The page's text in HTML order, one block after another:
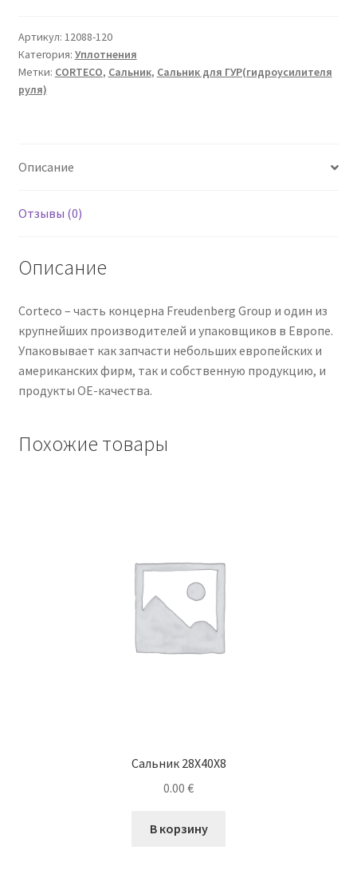
Артикул: 12088-120
Категория: Уплотнения
Метки: CORTECO, Сальник, Сальник для ГУР(гидроусилителя
руля)
Описание
Отзывы (0)
Описание
Corteco – часть концерна Freudenberg Group и один из
крупнейших производителей и упаковщиков в Европе.
Упаковывает как запчасти небольших европейских и
американских фирм, так и собственную продукцию, и
продукты OE-качества.
Похожие товары
Сальник 28X40X8
0.00 €
В корзину